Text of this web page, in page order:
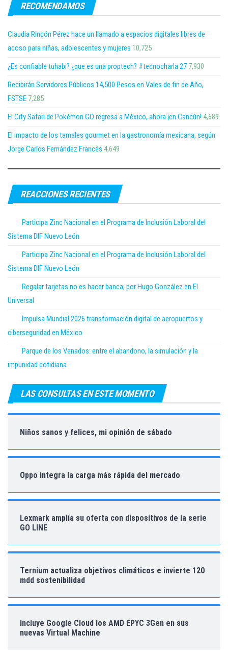
RECOMENDAMOS
Claudia Rincón Pérez hace un llamado a espacios digitales libres de
acoso para niñas, adolescentes y mujeres 10,725
¿Es confiable tuhabi? ¿que es una proptech? #tecnocharla 27 7,930
Recibirán Servidores Públicos 14,500 Pesos en Vales de fin de Año,
FSTSE 7,285
El City Safari de Pokémon GO regresa a México, ahora ¡en Cancún! 4,689
El impacto de los tamales gourmet en la gastronomía mexicana, según
Jorge Carlos Fernández Francés 4,649
REACCIONES RECIENTES
Participa Zinc Nacional en el Programa de Inclusión Laboral del
Sistema DIF Nuevo León
Participa Zinc Nacional en el Programa de Inclusión Laboral del
Sistema DIF Nuevo León
Regalar tarjetas no es hacer banca; por Hugo González en El
Universal
Impulsa Mundial 2026 transformación digital de aeropuertos y
ciberseguridad en México
Parque de los Venados: entre el abandono, la simulación y la
impunidad cotidiana
LAS CONSULTAS EN ESTE MOMENTO
Niños sanos y felices, mi opinión de sábado
Oppo integra la carga más rápida del mercado
Lexmark amplía su oferta con dispositivos de la serie
GO LINE
Ternium actualiza objetivos climáticos e invierte 120
mdd sostenibilidad
Incluye Google Cloud los AMD EPYC 3Gen en sus
nuevas Virtual Machine